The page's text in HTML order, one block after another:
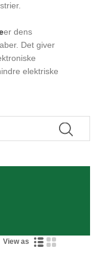
er dens
Det giver
elektriske
View as